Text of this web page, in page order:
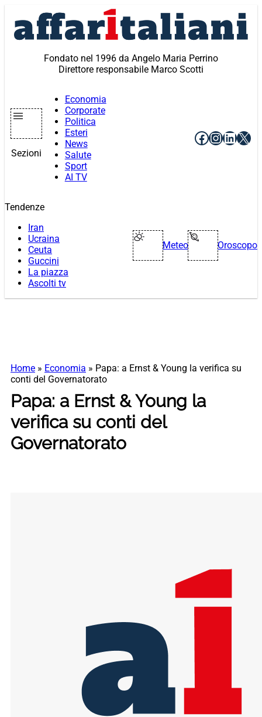
contenuto
Fondato nel 1996 da Angelo Maria Perrino
Direttore responsabile Marco Scotti
Sezioni
Economia
Corporate
Politica
Esteri
News
Salute
Sport
AI TV
Facebook
X
Tendenze
Iran
Ucraina
Ceuta
Guccini
La piazza
Ascolti tv
Meteo Oroscopo
Home » Economia » Papa: a Ernst & Young la verifica su
conti del Governatorato
Papa: a Ernst & Young la
verifica su conti del
Governatorato